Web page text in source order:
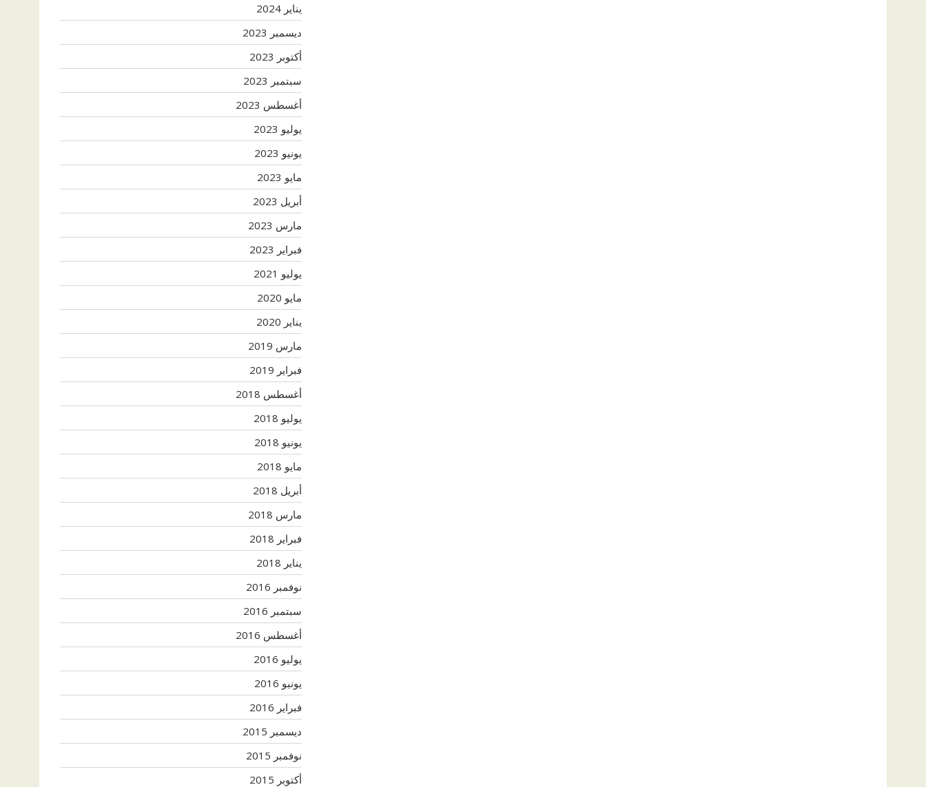
يناير 2024
ديسمبر 2023
أكتوبر 2023
سبتمبر 2023
أغسطس 2023
يوليو 2023
يونيو 2023
مايو 2023
أبريل 2023
مارس 2023
فبراير 2023
يوليو 2021
مايو 2020
يناير 2020
مارس 2019
فبراير 2019
أغسطس 2018
يوليو 2018
يونيو 2018
مايو 2018
أبريل 2018
مارس 2018
فبراير 2018
يناير 2018
نوفمبر 2016
سبتمبر 2016
أغسطس 2016
يوليو 2016
يونيو 2016
فبراير 2016
ديسمبر 2015
نوفمبر 2015
أكتوبر 2015